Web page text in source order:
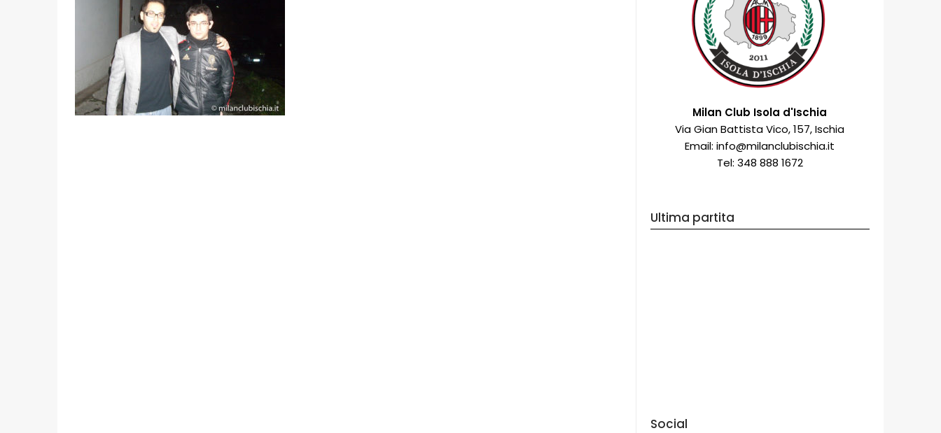
Milan Club Isola d'Ischia
Via Gian Battista Vico, 157, Ischia
Email: info@milanclubischia.it
Tel: 348 888 1672
Ultima partita
Social